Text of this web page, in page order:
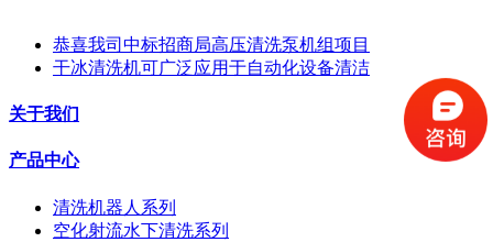
恭喜我司中标招商局高压清洗泵机组项目
干冰清洗机可广泛应用于自动化设备清洁
关于我们
产品中心
清洗机器人系列
空化射流水下清洗系列